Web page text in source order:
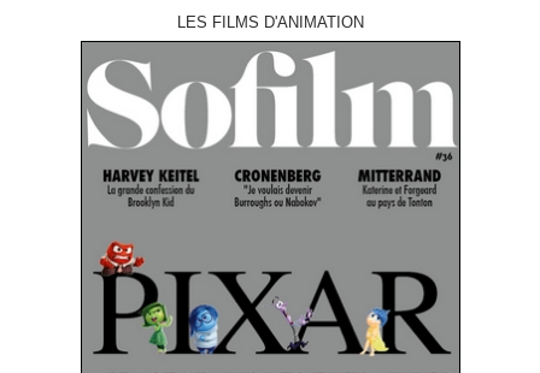
LES FILMS D'ANIMATION